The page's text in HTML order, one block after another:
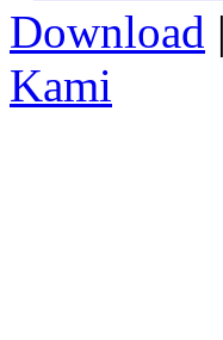
Download |
Kami